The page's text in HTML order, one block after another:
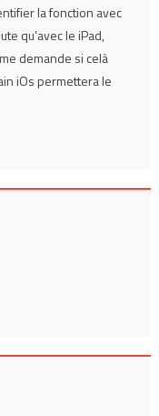
la fonction avec
qu’avec le iPad,
demande si celà
iOs permettera le